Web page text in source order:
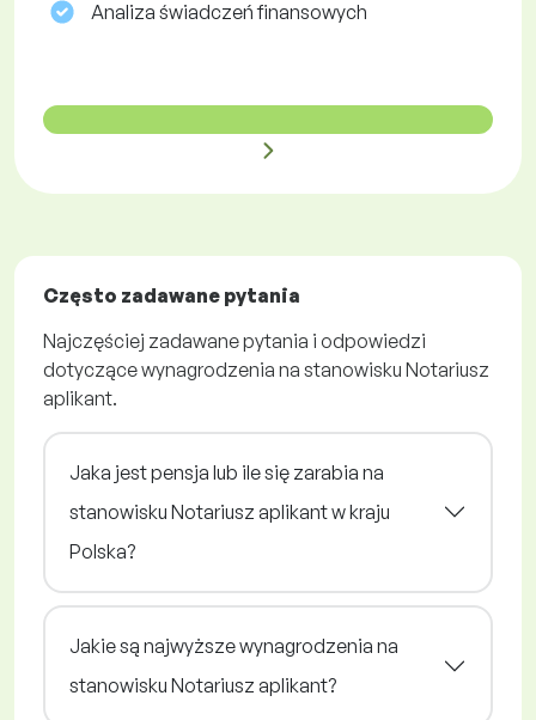
Analiza świadczeń finansowych
Często zadawane pytania
Najczęściej zadawane pytania i odpowiedzi
dotyczące wynagrodzenia na stanowisku Notariusz
aplikant.
Jaka jest pensja lub ile się zarabia na
stanowisku Notariusz aplikant w kraju
Polska?
Jakie są najwyższe wynagrodzenia na
stanowisku Notariusz aplikant?